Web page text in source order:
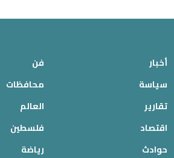
أخبار
سياسة
تقارير
اقتصاد
حوادث
فن
محافظات
العالم
فلسطين
رياضة